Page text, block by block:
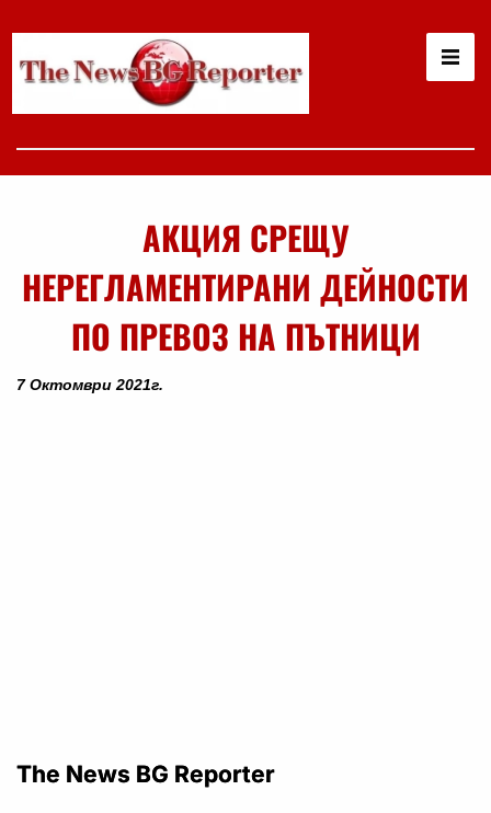
АКЦИЯ СРЕЩУ
НЕРЕГЛАМЕНТИРАНИ ДЕЙНОСТИ
ПО ПРЕВОЗ НА ПЪТНИЦИ
7 Октомври 2021г.
The News BG Reporter